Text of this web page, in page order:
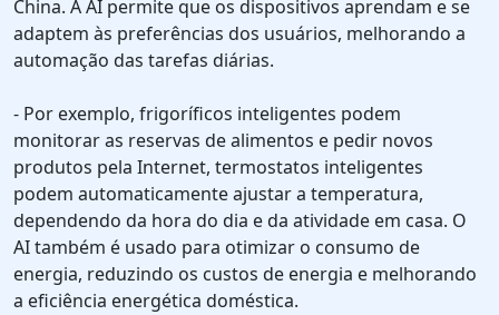
China. A AI permite que os dispositivos aprendam e se
adaptem às preferências dos usuários, melhorando a
automação das tarefas diárias.
- Por exemplo, frigoríficos inteligentes podem
monitorar as reservas de alimentos e pedir novos
produtos pela Internet, termostatos inteligentes
podem automaticamente ajustar a temperatura,
dependendo da hora do dia e da atividade em casa. O
AI também é usado para otimizar o consumo de
energia, reduzindo os custos de energia e melhorando
a eficiência energética doméstica.